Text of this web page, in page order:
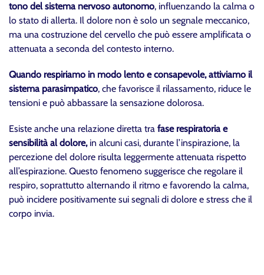
tono del sistema nervoso autonomo, influenzando la calma o
lo stato di allerta. Il dolore non è solo un segnale meccanico,
ma una costruzione del cervello che può essere amplificata o
attenuata a seconda del contesto interno.
Quando respiriamo in modo lento e consapevole, attiviamo il
sistema parasimpatico, che favorisce il rilassamento, riduce le
tensioni e può abbassare la sensazione dolorosa.
Esiste anche una relazione diretta tra fase respiratoria e
sensibilità al dolore,in alcuni casi, durante l’inspirazione, la
percezione del dolore risulta leggermente attenuata rispetto
all’espirazione. Questo fenomeno suggerisce che regolare il
respiro, soprattutto alternando il ritmo e favorendo la calma,
può incidere positivamente sui segnali di dolore e stress che il
corpo invia.